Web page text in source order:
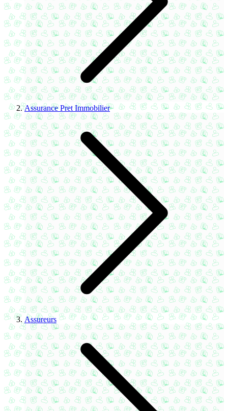
Assurance Pret Immobilier
Assureurs